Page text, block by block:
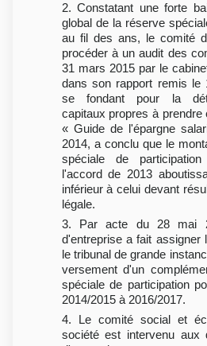
2. Constatant une forte
global de la réserve
au fil des ans, le comité
procéder à un audit des
31 mars 2015 par le
dans son rapport remis le
se fondant pour la
capitaux propres à
« Guide de l'épargne
2014, a conclu que le
spéciale de
l'accord de 2013
inférieur à celui devant
légale.
3. Par acte du 28 mai
d'entreprise a fait assigner
le tribunal de grande
versement d'un
spéciale de participation
2014/2015 à 2016/2017.
4. Le comité social et
société est intervenu aux